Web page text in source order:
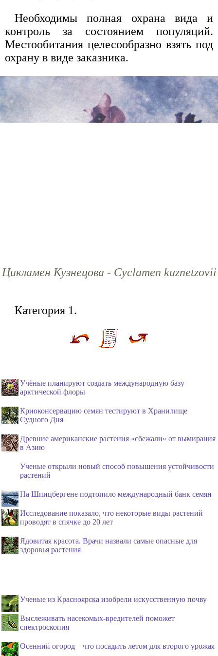
Необходимы полная охрана вида и
контроль за состоянием популяций.
Местообитания целесообразно взять под
охрану в виде заказника.
Цикламен Кузнецова - Cyclamen kuznetzovii
Категория 1.
Учёные планируют создать международную базу
арктической флоры
Криоконсервацию семян тестируют в Хранилище
Судного Дня
Древние американские растения «сбежали» от вымирания
в Азию
Ученые открыли новый способ повышения устойчивости
растений
На Шпицбергене подтопило международный банк семян
Исследование показало, что некоторые виды растений
проводят в спячке до 20 лет
Ядовитая красота. Врачи назвали самые опасные для
здоровья растения
Ученые из Красноярска изобрели искусственную почву
Выслеживать насекомых-вредителей поможет
спектроскопия
Осенний огород – что посадить летом для второго урожая